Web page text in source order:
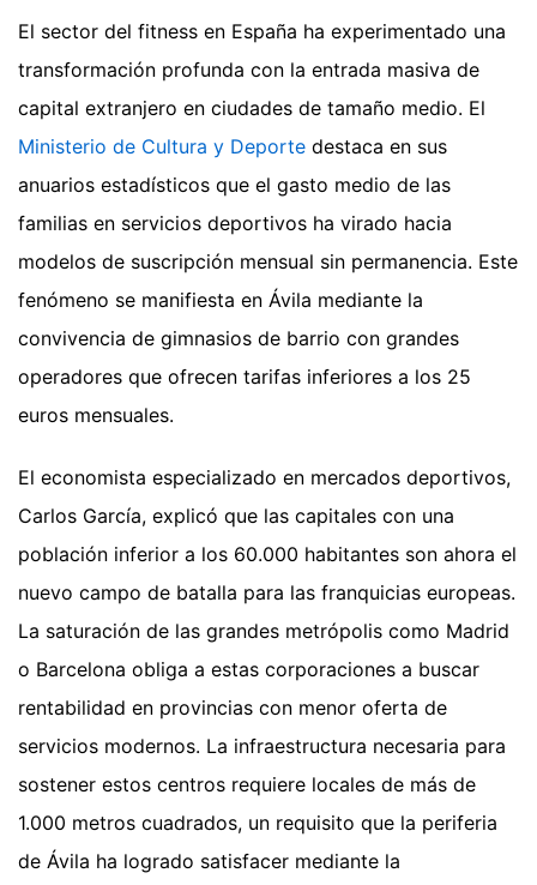
El sector del fitness en España ha experimentado una
transformación profunda con la entrada masiva de
capital extranjero en ciudades de tamaño medio. El
Ministerio de Cultura y Deporte destaca en sus
anuarios estadísticos que el gasto medio de las
familias en servicios deportivos ha virado hacia
modelos de suscripción mensual sin permanencia. Este
fenómeno se manifiesta en Ávila mediante la
convivencia de gimnasios de barrio con grandes
operadores que ofrecen tarifas inferiores a los 25
euros mensuales.
El economista especializado en mercados deportivos,
Carlos García, explicó que las capitales con una
población inferior a los 60.000 habitantes son ahora el
nuevo campo de batalla para las franquicias europeas.
La saturación de las grandes metrópolis como Madrid
o Barcelona obliga a estas corporaciones a buscar
rentabilidad en provincias con menor oferta de
servicios modernos. La infraestructura necesaria para
sostener estos centros requiere locales de más de
1.000 metros cuadrados, un requisito que la periferia
de Ávila ha logrado satisfacer mediante la